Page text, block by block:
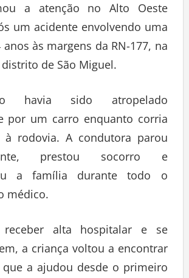
a atenção no Alto Oeste
um acidente envolvendo uma
às margens da RN-177, na
de São Miguel.
havia sido atropelado
por um carro enquanto corria
à rodovia. A condutora parou
prestou socorro e
a família durante todo o
médico.
receber alta hospitalar e se
a criança voltou a encontrar
a ajudou desde o primeiro